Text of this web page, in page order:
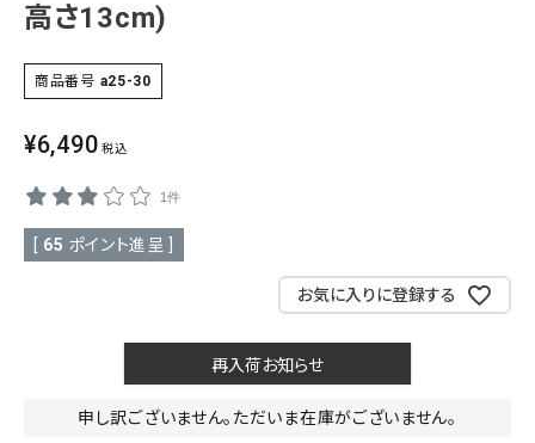
キモノ読ミモノ
SHOPPING GUIDE
ABOUT
INFORMATION
高さ13cm)
商品番号 a25-30
¥6,490 税込
1件
65 ポイント進呈 ]
お気に入りに登録する
再入荷お知らせ
申し訳ございません。ただいま在庫がございません。